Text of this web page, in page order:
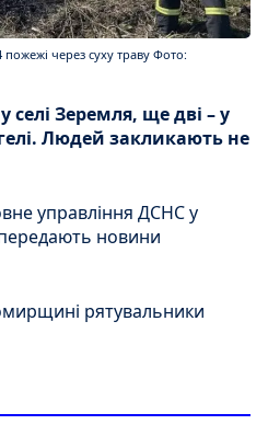
через суху траву Фото:
Зеремля, ще дві – у
Людей закликають не
управління ДСНС у
новини
рятувальники